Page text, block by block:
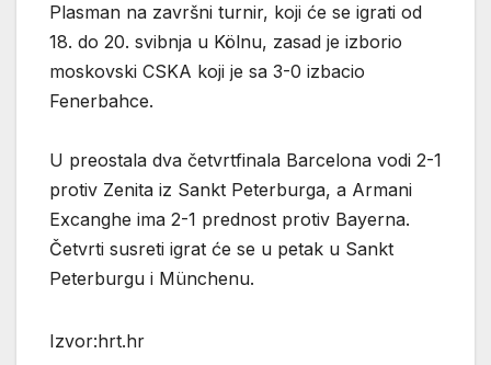
Plasman na završni turnir, koji će se igrati od
18. do 20. svibnja u Kölnu, zasad je izborio
moskovski CSKA koji je sa 3-0 izbacio
Fenerbahce.
U preostala dva četvrtfinala Barcelona vodi 2-1
protiv Zenita iz Sankt Peterburga, a Armani
Excanghe ima 2-1 prednost protiv Bayerna.
Četvrti susreti igrat će se u petak u Sankt
Peterburgu i Münchenu.
Izvor:hrt.hr